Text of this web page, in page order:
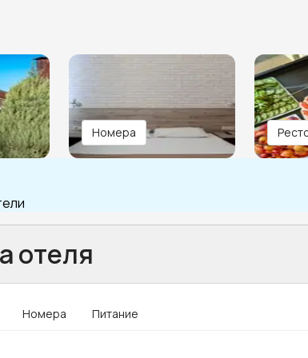
Номера
отеля
Номера Питание